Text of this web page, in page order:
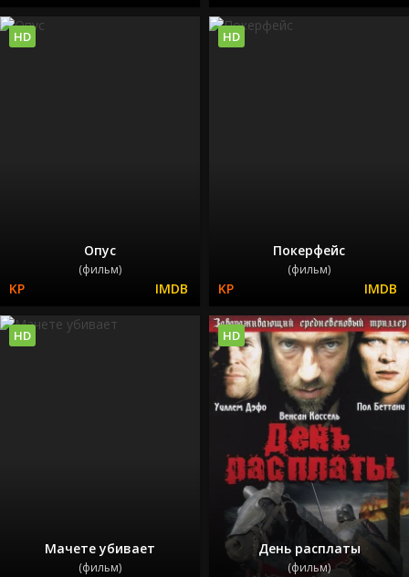
Опус
(фильм)
HD
Покерфейс
(фильм)
HD
Мачете убивает
(фильм)
HD
День расплаты
(фильм)
HD